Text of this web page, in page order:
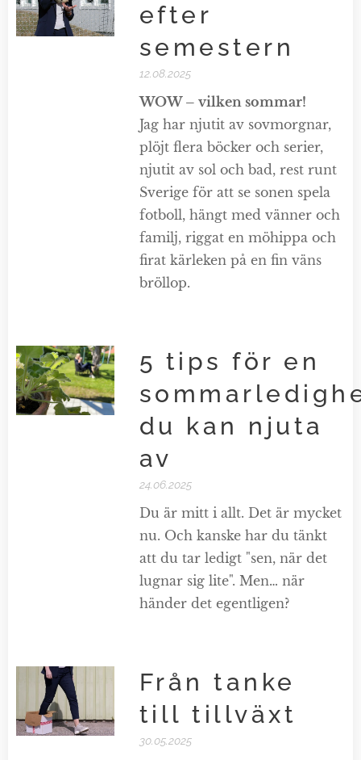
efter
semestern
12.08.2025
WOW – vilken sommar!
Jag har njutit av sovmorgnar,
plöjt flera böcker och serier,
njutit av sol och bad, rest runt
Sverige för att se sonen spela
fotboll, hängt med vänner och
familj, riggat en möhippa och
firat kärleken på en fin väns
bröllop.
5 tips för en
du kan njuta
av
24.06.2025
Du är mitt i allt. Det är mycket
nu. Och kanske har du tänkt
att du tar ledigt "sen, när det
lugnar sig lite". Men… när
händer det egentligen?
Från tanke
till tillväxt
30.05.2025